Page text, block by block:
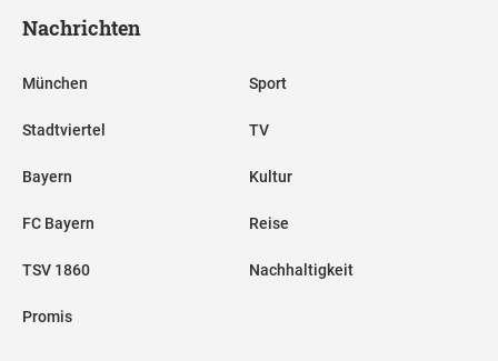
Nachrichten
München
Stadtviertel
Bayern
FC Bayern
TSV 1860
Promis
Sport
TV
Kultur
Reise
Nachhaltigkeit